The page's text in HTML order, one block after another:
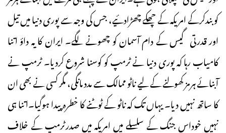
کو بندکرکے امریکہ کے چھکے چھڑادئیے، جس کی وجہ سے پوری دنیا میں تیل
اور قدرتی گیس کے دام آسمان کو چھونے لگے۔ ایران کا یہ داؤ اتنا
کامیاب رہا کہ پوری دنیا نے ٹرمپ کو کوسنا شروع کردیا۔ ٹرمپ نے
آبنائے ہرمز کھولنے کے لیے ناٹو ممالک سے مدد مانگی، مگر کسی نے بھی ان
کا ساتھ نہیں دیا۔ یہاں تک کہ ناٹو کے ٹوٹنے کا خطرہ پیدا ہوگیا۔اتنا ہی
نہیں خوداس جنگ کے سلسلے میں امریکہ میں صدرٹرمپ کے خلاف